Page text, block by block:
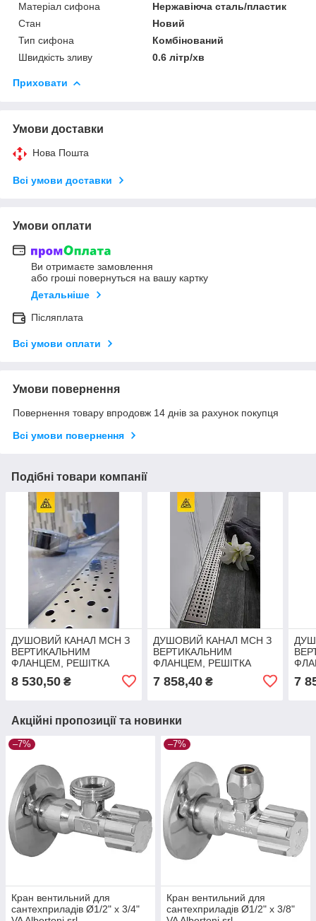
Матеріал сифона
Нержавіюча сталь/пластик
Стан
Новий
Тип сифона
Комбінований
Швидкість зливу
0.6 літр/хв
Приховати
Умови доставки
Нова Пошта
Всі умови доставки
Умови оплати
Ви отримаєте замовлення
або гроші повернуться на вашу картку
Детальніше
Післяплата
Всі умови оплати
Умови повернення
Повернення товару впродовж 14 днів за рахунок покупця
Всі умови повернення
Подібні товари компанії
ДУШОВИЙ КАНАЛ МСН З
ВЕРТИКАЛЬНИМ
ФЛАНЦЕМ, РЕШІТКА
КРАПЛІ, СУХИЙ СИФОН
DN40, H65 ММ, L650 ММ
8 530,50 ₴
ДУШОВИЙ КАНАЛ МСН З
ВЕРТИКАЛЬНИМ
ФЛАНЦЕМ, РЕШІТКА
БЕЙЗІК, СУХИЙ СИФОН,
H65 ММ, 450 ММ
7 858,40₴ 7
Акційні пропозиції та новинки
–7%
Кран вентильний для
сантехприладів Ø1/2" х 3/4"
–7%
Кран вентильний для
сантехприладів Ø1/2" х 3/8"